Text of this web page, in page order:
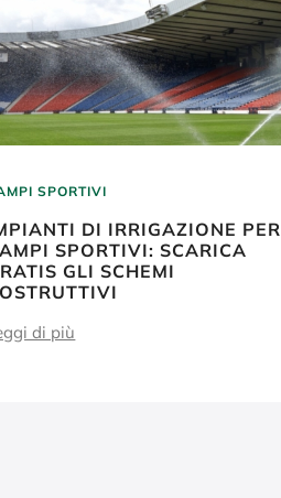
SPORTIVI
DI IRRIGAZIONE PER
SPORTIVI: SCARICA
GLI SCHEMI
di più